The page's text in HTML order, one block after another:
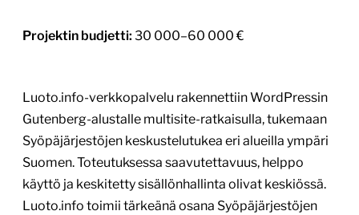
Projektin budjetti: 30 000–60 000 €
Luoto.info-verkkopalvelu rakennettiin WordPressin
Gutenberg-alustalle multisite-ratkaisulla, tukemaan
Syöpäjärjestöjen keskustelutukea eri alueilla ympäri
Suomen. Toteutuksessa saavutettavuus, helppo
käyttö ja keskitetty sisällönhallinta olivat keskiössä.
Luoto.info toimii tärkeänä osana Syöpäjärjestöjen